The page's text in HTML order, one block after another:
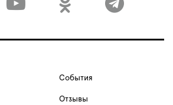
События
Отзывы